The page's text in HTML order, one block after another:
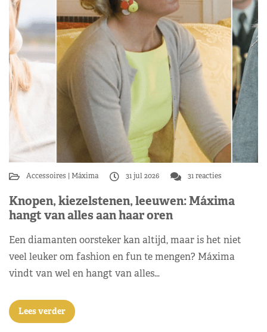
Accessoires Máxima 31 jul 2026 31 reacties
Knopen, kiezelstenen, leeuwen: Máxima
hangt van alles aan haar oren
Een diamanten oorsteker kan altijd, maar is het niet
veel leuker om fashion en fun te mengen? Máxima
vindt van wel en hangt van alles…
Lees verder